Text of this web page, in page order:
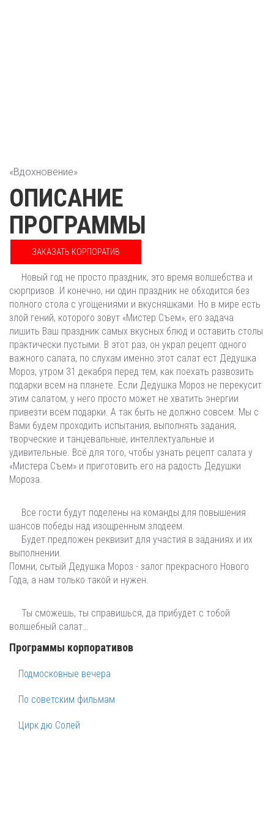
«Вдохновение»
ОПИСАНИЕ
ПРОГРАММЫ
ЗАКАЗАТЬ КОРПОРАТИВ
Новый год не просто праздник, это время волшебства и
сюрпризов. И конечно, ни один праздник не обходится без
полного стола с угощениями и вкусняшками. Но в мире есть
злой гений, которого зовут «Мистер Съем», его задача
лишить Ваш праздник самых вкусных блюд и оставить столы
практически пустыми. В этот раз, он украл рецепт одного
важного салата, по слухам именно этот салат ест Дедушка
Мороз, утром 31 декабря перед тем, как поехать развозить
подарки всем на планете. Если Дедушка Мороз не перекусит
этим салатом, у него просто может не хватить энергии
привезти всем подарки. А так быть не должно совсем. Мы с
Вами будем проходить испытания, выполнять задания,
творческие и танцевальные, интеллектуальные и
удивительные. Всё для того, чтобы узнать рецепт салата у
«Мистера Съем» и приготовить его на радость Дедушки
Мороза.
Все гости будут поделены на команды для повышения
шансов победы над изощренным злодеем.
Будет предложен реквизит для участия в заданиях и их
выполнении.
Помни, сытый Дедушка Мороз - залог прекрасного Нового
Года, а нам только такой и нужен.
Ты сможешь, ты справишься, да прибудет с тобой
волшебный салат…
Программы корпоративов
Подмосковные вечера
По советским фильмам
Цирк дю Солей